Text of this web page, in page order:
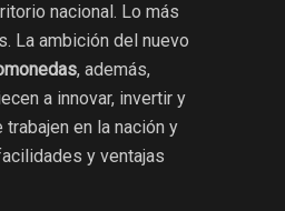
nacional. Lo más
La ambición del nuevo
, además,
a innovar, invertir y
en la nación y
y ventajas